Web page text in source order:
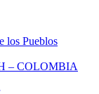
los Pueblos
– COLOMBIA